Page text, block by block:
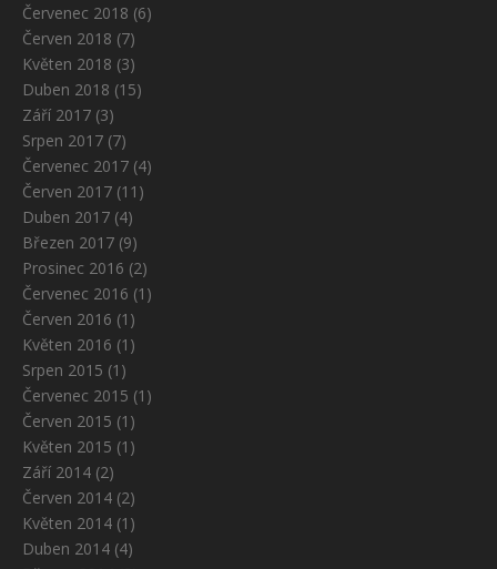
Červenec 2018 (6)
Červen 2018 (7)
Květen 2018 (3)
Duben 2018 (15)
Září 2017 (3)
Srpen 2017 (7)
Červenec 2017 (4)
Červen 2017 (11)
Duben 2017 (4)
Březen 2017 (9)
Prosinec 2016 (2)
Červenec 2016 (1)
Červen 2016 (1)
Květen 2016 (1)
Srpen 2015 (1)
Červenec 2015 (1)
Červen 2015 (1)
Květen 2015 (1)
Září 2014 (2)
Červen 2014 (2)
Květen 2014 (1)
Duben 2014 (4)